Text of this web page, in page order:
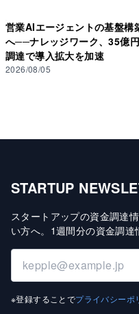
営業AIエージェントの基盤構
へ──ナレッジワーク、35億円
調達で導入拡大を加速
2026/08/05
STARTUP
スタートアップの資金調達
い方へ。 1週間分の資金調
※登録することでプライバシーポ